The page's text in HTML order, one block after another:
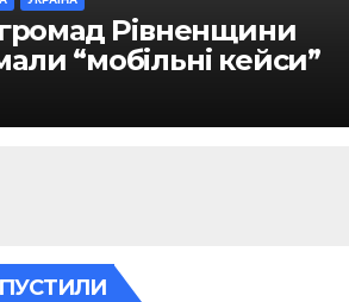
громад Рівненщини
“мобільні кейси”